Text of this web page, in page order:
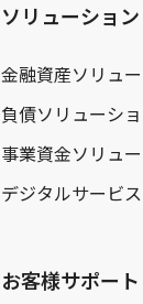
ソリューショ
金融資産ソリュ
負債ソリューシ
事業資金ソリュ
デジタルサービス
お客様サポート